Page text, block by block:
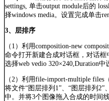
settings, 单击output module后的
择windows media。设置完成单击
3、层排序
（1）利用composition-new
命令打开新建合成对话框，对话框
选择web vedio 320×240,Duration中
（2）利用file-import-multiple
将文件“图层排列1”、“图层排列2”
中。并将3个图像拖入合成的时间线